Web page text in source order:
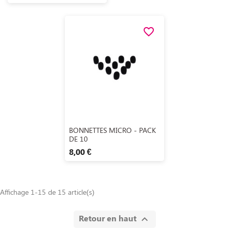
Aperçu rapide
BONNETTES MICRO - PACK
DE 10
8,00 €
favorite_border
Affichage 1-15 de 15 article(s)
Retour en haut 